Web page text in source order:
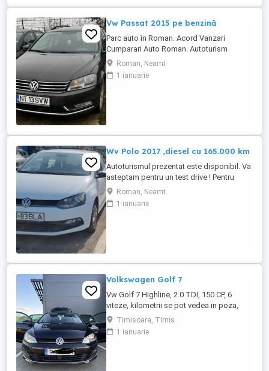
Vw Passat 2015 pe benzină
Parc auto în Roman. Acord Vanzari
Cumparari Auto Roman. Autoturism
Volkswagen Passat Înmatriculat România,
cu acte și taxe la zi. Funcționare
Ireproșabilă. Se recomandă și se accepta
Roman, Neamt
1 ianuarie
Wv Polo 2017 ,diesel cu 165.000 km
Autoturismul prezentat este disponibil. Va
asteptam pentru un test drive ! Pentru
lamuriri cu privire la optiunile , dotarile
masinii ne puteți contacta telefonic. Acord
Vanzari Cumparari Auto va oferă :
Roman, Neamt
1 ianuarie
Volkswagen Golf 7
Vw Golf 7 Highline, 2.0 TDI, 150 CP, 6
viteze, kilometrii se pot vedea in poza,
carte service. Navigație, Distronic, Lane
Assist, Park Assist, Keyless Go,
tempomat, comenzi pe volan, încălzire
Timisoara, Timis
1 ianuarie